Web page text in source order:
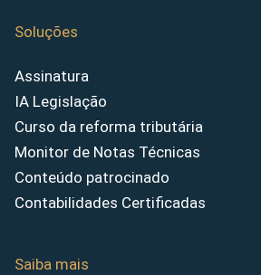
Soluções
Assinatura
IA Legislação
Curso da reforma tributária
Monitor de Notas Técnicas
Conteúdo patrocinado
Contabilidades Certificadas
Saiba mais